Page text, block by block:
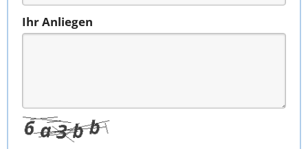
Ihr Anliegen